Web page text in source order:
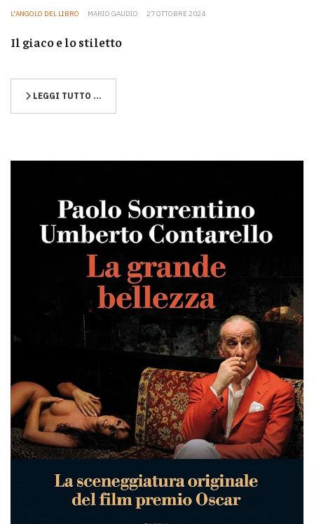
L'ANGOLO DEL LIBRO MARIO GAUDIO 27 OTTOBRE 2024
Il giaco e lo stiletto
LEGGI TUTTO …